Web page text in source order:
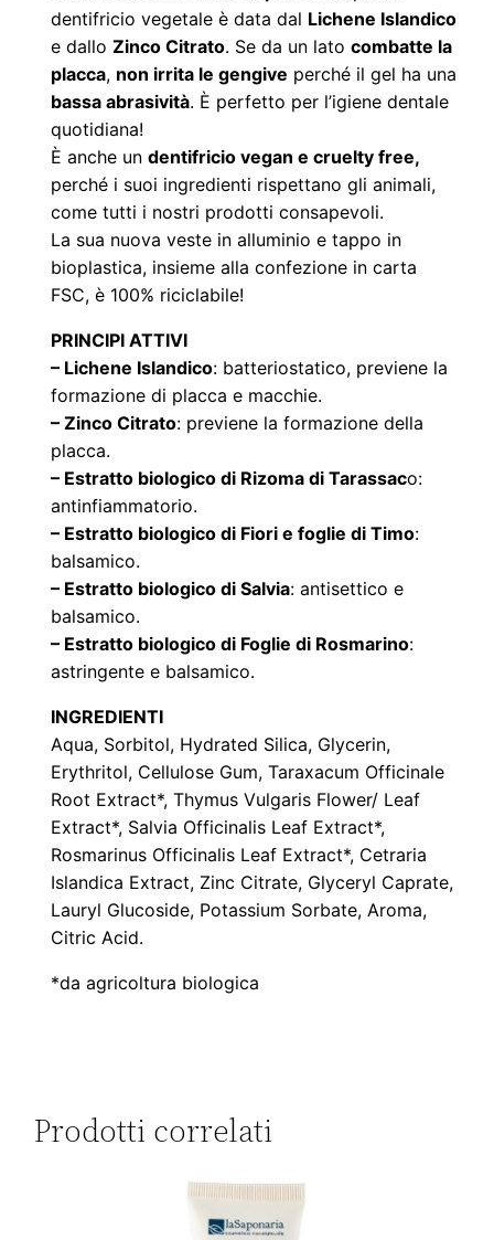
dentifricio vegetale è data dal Lichene Islandico
e dalloZinco Citrato. Se da un latocombatte la
placca, non irrita le gengive perché il gel ha una
bassa abrasività. È perfetto per l’igiene dentale
quotidiana!
È anche undentifricio vegan e cruelty free,
perché i suoi ingredienti rispettano gli animali,
come tutti i nostri prodotti consapevoli.
La sua nuova veste in alluminio e tappo in
bioplastica, insieme alla confezione in carta
FSC, è 100% riciclabile!
PRINCIPI ATTIVI
– Lichene Islandico: batteriostatico, previene la
formazione di placca e macchie.
– Zinco Citrato: previene la formazione della
placca.
– Estratto biologico di Rizoma di Tarassaco:
antinfiammatorio.
– Estratto biologico di Fiori e foglie di Timo:
balsamico.
– Estratto biologico di Salvia: antisettico e
balsamico.
– Estratto biologico di Foglie di Rosmarino:
astringente e balsamico.
INGREDIENTI
Aqua, Sorbitol, Hydrated Silica, Glycerin,
Erythritol, Cellulose Gum, Taraxacum Officinale
Root Extract*, Thymus Vulgaris Flower/ Leaf
Extract*, Salvia Officinalis Leaf Extract*,
Rosmarinus Officinalis Leaf Extract*, Cetraria
Islandica Extract, Zinc Citrate, Glyceryl Caprate,
Lauryl Glucoside, Potassium Sorbate, Aroma,
Citric Acid.
*da agricoltura biologica
Prodotti correlati